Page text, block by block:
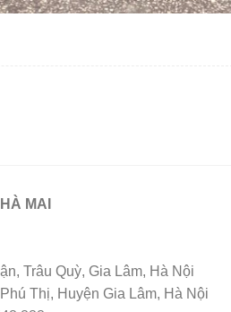
MAI
Trâu Quỳ, Gia Lâm, Hà Nội
Thị, Huyện Gia Lâm, Hà Nội